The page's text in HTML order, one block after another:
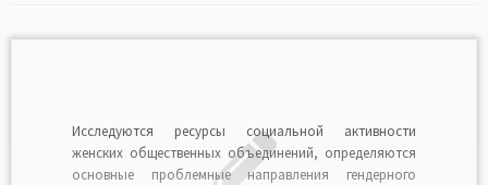
Исследуются ресурсы социальной активности
женских общественных объединений, определяются
основные проблемные направления гендерного